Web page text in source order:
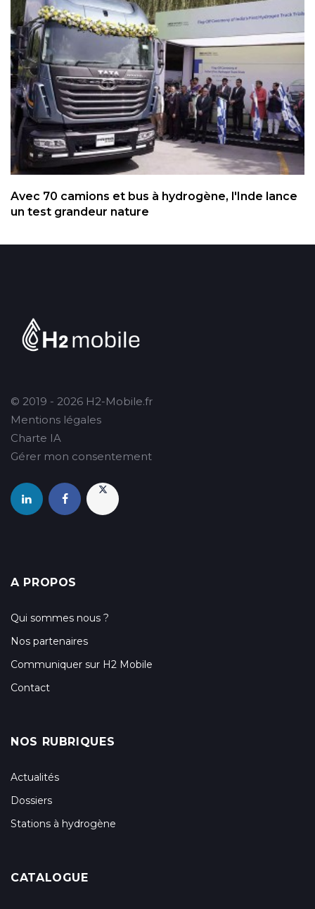
Avec 70 camions et bus à hydrogène, l'Inde lance
un test grandeur nature
© 2019 - 2026 H2-Mobile.fr
Mentions légales
Charte IA
Gérer mon consentement
A PROPOS
Qui sommes nous ?
Nos partenaires
Communiquer sur H2 Mobile
Contact
NOS RUBRIQUES
Actualités
Dossiers
Stations à hydrogène
CATALOGUE